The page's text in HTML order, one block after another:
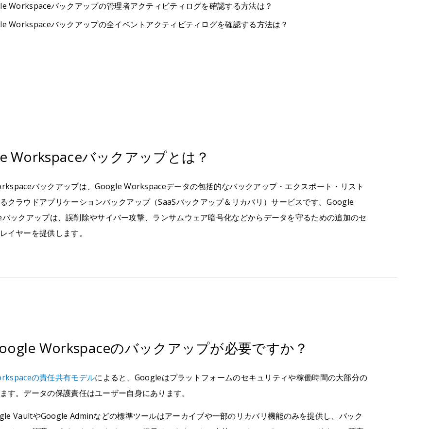
Workspaceバックアップの管理者アクティビティログを確認する方法は？
Workspaceバックアップの全イベントアクティビティログを確認する方法は？
Workspaceバックアップとは？
バックアップは、Google Workspaceデータの包括的なバックアップ・エクスポート・リスト
クラウドアプリケーションバックアップ（SaaSバックアップ＆リカバリ）サービスです。Google
ックアップは、誤削除やサイバー攻撃、ランサムウェア暗号化などからデータを守るための追加のセ
イヤーを提供します。
Workspaceのバックアップが必要ですか？
の責任共有モデルによると、Googleはプラットフォームのセキュリティや稼働時間の大部分の
す。データの保護責任はユーザー自身にあります。
VaultやGoogle Adminなどの標準ツールはアーカイブや一部のリカバリ機能のみを提供し、バック